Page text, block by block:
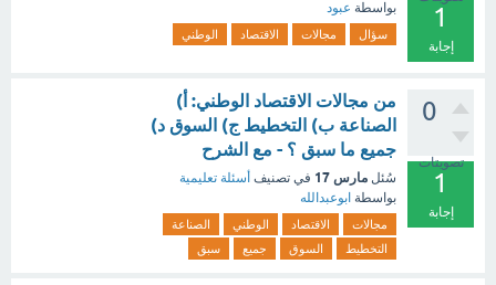
1
إجابة
بواسطة عبود
سؤال مجالات الاقتصاد الوطني
0
تصويتات
1
إجابة
من مجالات الاقتصاد الوطني: أ)
الصناعة ب) التخطيط ج) السوق د)
جميع ما سبق ؟ - مع الشرح
سُئل مارس 17 في تصنيف أسئلة تعليمية
بواسطة ابوعبدالله
مجالات الاقتصاد الوطني
الصناعة
التخطيط
السوق جميع سبق